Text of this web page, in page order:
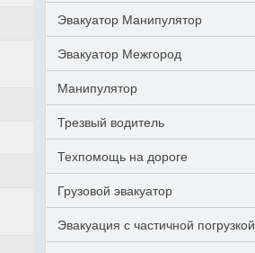
Эвакуатор Манипулятор
Эвакуатор Межгород
Манипулятор
Трезвый водитель
Техпомощь на дороге
Грузовой эвакуатор
Эвакуация с частичной погрузкой